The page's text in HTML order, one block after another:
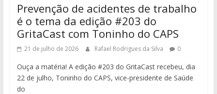
Prevenção de acidentes de trabalho
é o tema da edição #203 do
GritaCast com Toninho do CAPS
21 de julho de 2026 Rafael Rodrigues da Silva 0
Ouça a matéria! A edição #203 do GritaCast recebeu, dia
22 de julho, Toninho do CAPS, vice-presidente de Saúde
do